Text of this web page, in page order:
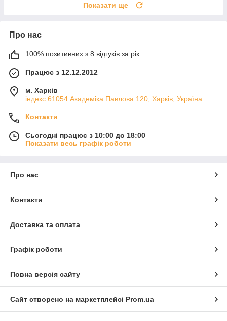
Показати ще
Про нас
100% позитивних з 8 відгуків за рік
Працює з 12.12.2012
м. Харків
індекс 61054 Академіка Павлова 120, Харків, Україна
Контакти
Сьогодні працює з 10:00 до 18:00
Показати весь графік роботи
Про нас
Контакти
Доставка та оплата
Графік роботи
Повна версія сайту
Сайт створено на маркетплейсі Prom.ua